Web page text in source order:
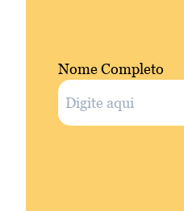
Nome Completo